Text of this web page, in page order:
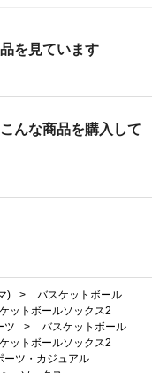
を見ています
んな商品を購入して
) >
バスケットボール
ットボールソックス2
ツ >
バスケットボール
ットボールソックス2
ーツ・カジュアル